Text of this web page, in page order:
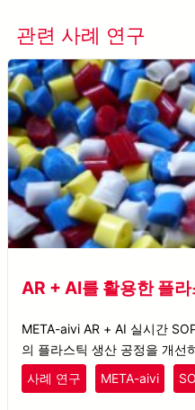
관련 사례 연구
AR + AI를 활용한 플
META-aivi AR + AI 실시간
의 플라스틱 생산 공정을 개선
중단 시간을 줄이는 데 기여합
사례 연구 META-aivi